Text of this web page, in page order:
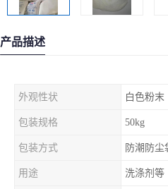
产品描述
外观性状 白色粉末
包装规格 50kg
包装方式 防潮防尘
用途 洗涤剂等